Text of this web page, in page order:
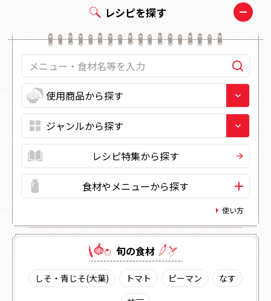
レシピを探す
レシピ特集から探す
食材やメニューから探す
使い方
旬の⾷材
しそ・青じそ(大葉) トマト ピーマン
なす